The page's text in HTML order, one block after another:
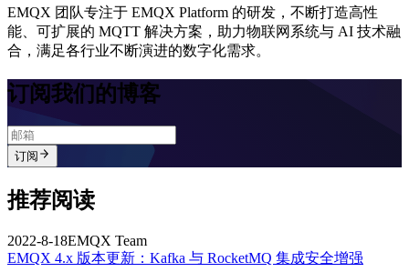
EMQX 团队专注于 EMQX Platform 的研发，不断打造高性
能、可扩展的 MQTT 解决方案，助力物联网系统与 AI 技术融
合，满足各行业不断演进的数字化需求。
订阅我们的博客
订阅
推荐阅读
2022-8-18EMQX Team
EMQX 4.x 版本更新：Kafka 与 RocketMQ 集成安全增强